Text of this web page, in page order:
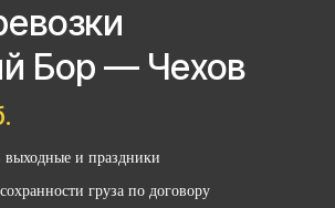
Бор — Чехов
выходные и праздники
груза по договору